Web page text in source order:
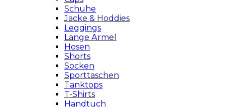
Schuhe
Jacke & Hoddies
Leggings
Lange Ärmel
Hosen
Shorts
Socken
Sporttaschen
Tanktops
T-Shirts
Handtuch